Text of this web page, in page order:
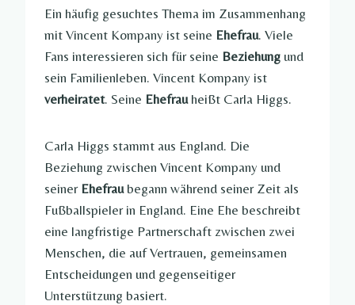
Ein häufig gesuchtes Thema im Zusammenhang
mit Vincent Kompany ist seine Ehefrau. Viele
Fans interessieren sich für seine Beziehung und
sein Familienleben. Vincent Kompany ist
verheiratet. Seine Ehefrauheißt Carla Higgs.
Carla Higgs stammt aus England. Die
Beziehung zwischen Vincent Kompany und
seiner Ehefraubegann während seiner Zeit als
Fußballspieler in England. Eine Ehe beschreibt
eine langfristige Partnerschaft zwischen zwei
Menschen, die auf Vertrauen, gemeinsamen
Entscheidungen und gegenseitiger
Unterstützung basiert.